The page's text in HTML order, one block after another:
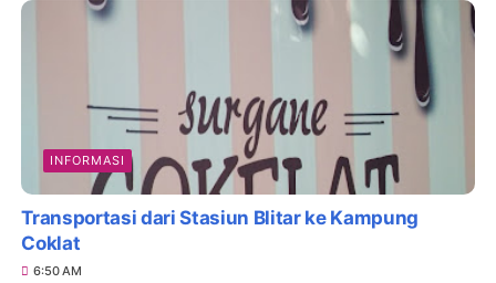
INFORMASI
Transportasi dari Stasiun Blitar ke Kampung
Coklat
6:50 AM